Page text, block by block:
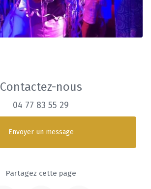
Contactez-nous
04 77 83 55 29
Envoyer un message
Partagez cette page